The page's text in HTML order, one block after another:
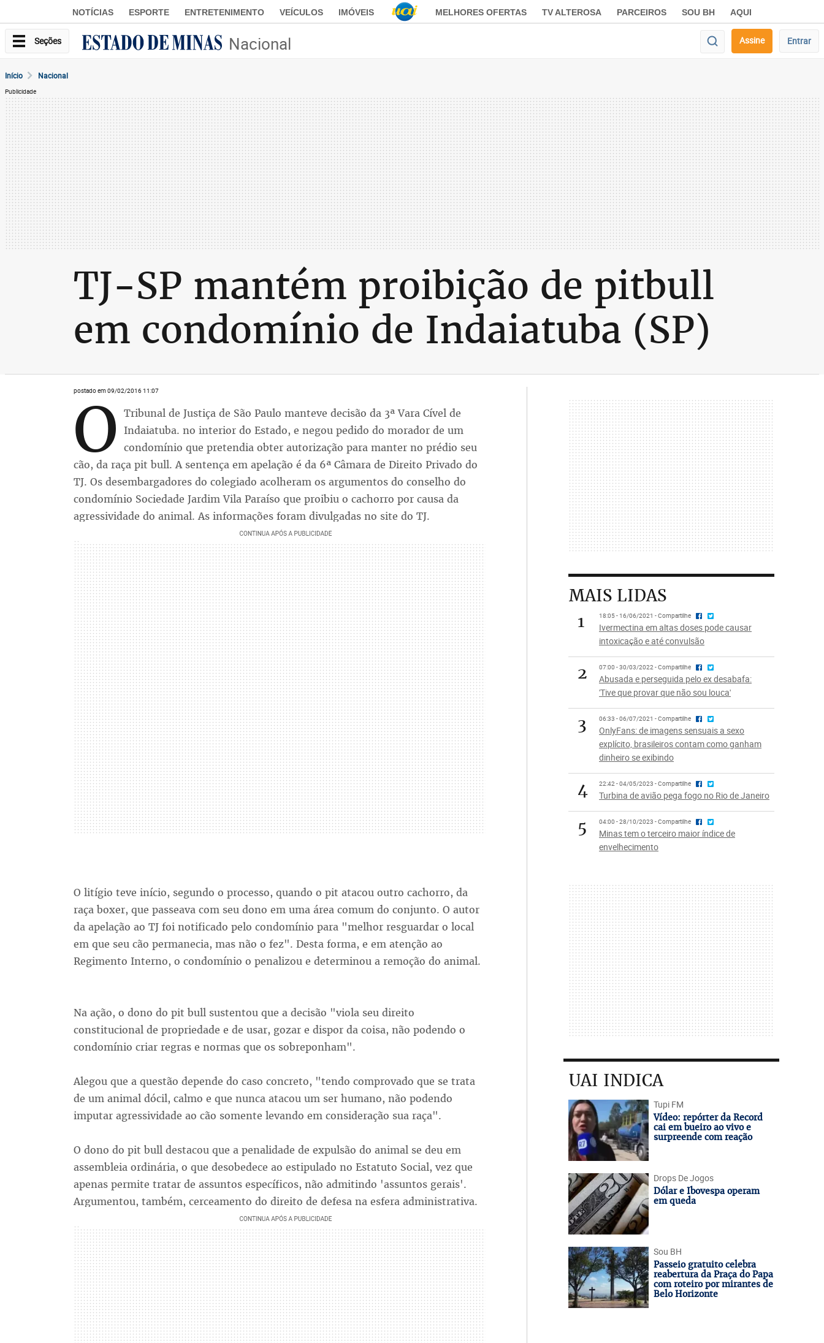
NOTÍCIAS ESPORTE ENTRETENIMENTO VEÍCULOS IMÓVEIS MELHORES OFERTAS TV ALTEROSA PARCEIROS SOU BH AQUI
Seções Nacional Assine Entrar
Início Nacional
Publicidade
TJ-SP mantém proibição de pitbull
em condomínio de Indaiatuba (SP)
postado em 09/02/2016 11:07
O Tribunal de Justiça de São Paulo manteve decisão da 3ª Vara Cível de
Indaiatuba. no interior do Estado, e negou pedido do morador de um
condomínio que pretendia obter autorização para manter no prédio seu
cão, da raça pit bull. A sentença em apelação é da 6ª Câmara de Direito Privado do
TJ. Os desembargadores do colegiado acolheram os argumentos do conselho do
condomínio Sociedade Jardim Vila Paraíso que proibiu o cachorro por causa da
agressividade do animal. As informações foram divulgadas no site do TJ.
O litígio teve início, segundo o processo, quando o pit atacou outro cachorro, da
raça boxer, que passeava com seu dono em uma área comum do conjunto. O autor
da apelação ao TJ foi notificado pelo condomínio para "melhor resguardar o local
em que seu cão permanecia, mas não o fez". Desta forma, e em atenção ao
Regimento Interno, o condomínio o penalizou e determinou a remoção do animal.
Na ação, o dono do pit bull sustentou que a decisão "viola seu direito
constitucional de propriedade e de usar, gozar e dispor da coisa, não podendo o
condomínio criar regras e normas que os sobreponham".
Alegou que a questão depende do caso concreto, "tendo comprovado que se trata
de um animal dócil, calmo e que nunca atacou um ser humano, não podendo
imputar agressividade ao cão somente levando em consideração sua raça".
O dono do pit bull destacou que a penalidade de expulsão do animal se deu em
assembleia ordinária, o que desobedece ao estipulado no Estatuto Social, vez que
apenas permite tratar de assuntos específicos, não admitindo 'assuntos gerais'.
Argumentou, também, cerceamento do direito de defesa na esfera administrativa.
MAIS LIDAS
1
18:05 - 16/06/2021 - Compartilhe
Ivermectina em altas doses pode causar
intoxicação e até convulsão
2 07:00 - 30/03/2022 - Compartilhe
Abusada e perseguida pelo ex desabafa:
'Tive que provar que não sou louca'
3 06:33 - 06/07/2021 - Compartilhe
OnlyFans: de imagens sensuais a sexo
explícito, brasileiros contam como ganham
dinheiro se exibindo
4 22:42 - 04/05/2023 - Compartilhe
Turbina de avião pega fogo no Rio de Janeiro
5 04:00 - 28/10/2023 - Compartilhe
Minas tem o terceiro maior índice de
envelhecimento
UAI INDICA
Tupi FM
Vídeo: repórter da Record
cai em bueiro ao vivo e
surpreende com reação
Drops De Jogos
Dólar e Ibovespa operam
em queda
Sou BH
Passeio gratuito celebra
reabertura da Praça do Papa
com roteiro por mirantes de
Belo Horizonte